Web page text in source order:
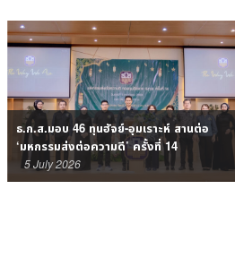
ธ.ก.ส.มอบ 46 ทุนฮัจย์-อุมเราะห์ สานต่อ
‘มหกรรมส่งต่อความดี’ ครั้งที่ 14
5 July 2026